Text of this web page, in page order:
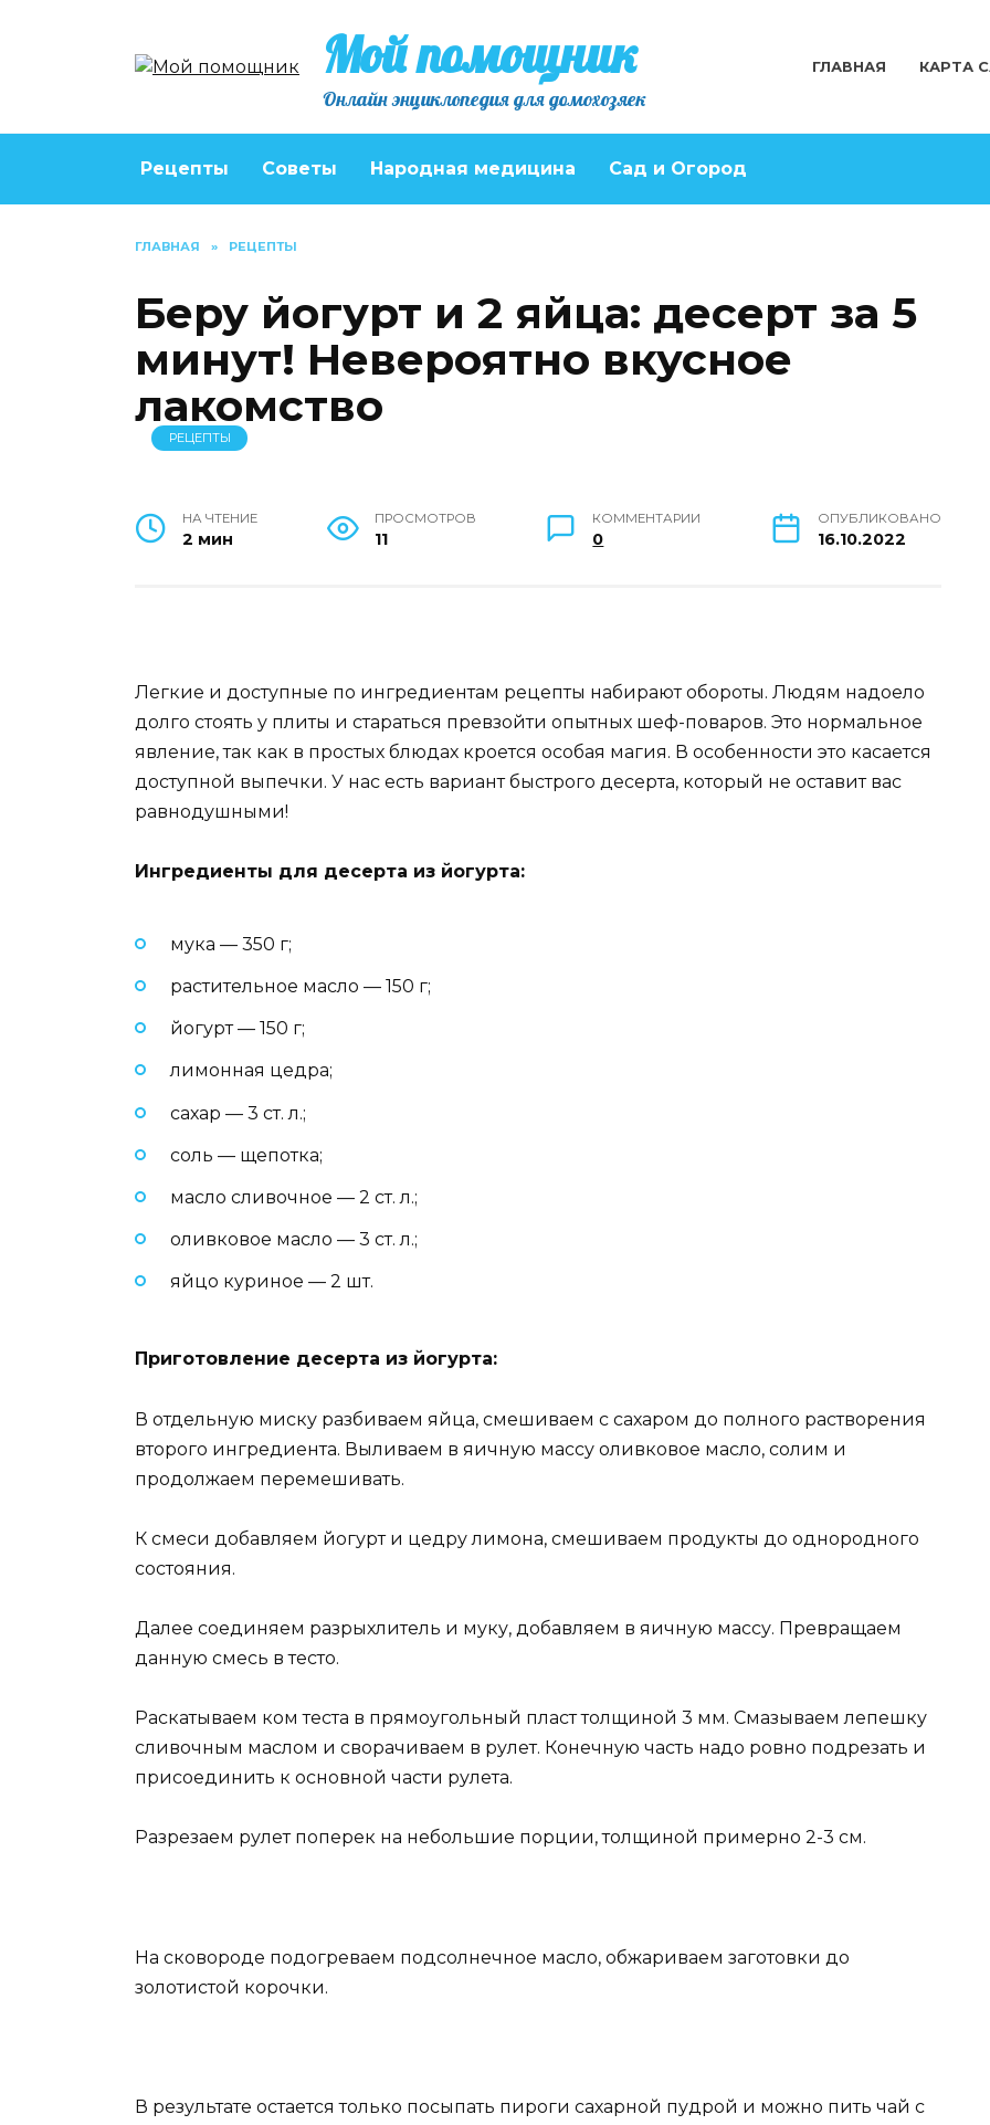
Мой помощник
Онлайн энциклопедия для домохозяек
ГЛАВНАЯ КАРТА
Рецепты Советы Народная медицина Сад и Огород
ГЛАВНАЯ » РЕЦЕПТЫ
Беру йогурт и 2 яйца: десерт за 5
минут! Невероятно вкусное
лакомство
РЕЦЕПТЫ
НА ЧТЕНИЕ
2 мин
ПРОСМОТРОВ
11
КОММЕНТАРИИ
0
ОПУБЛИКОВАНО
16.10.2022
Легкие и доступные по ингредиентам рецепты набирают обороты. Людям надоело
долго стоять у плиты и стараться превзойти опытных шеф-поваров. Это нормальное
явление, так как в простых блюдах кроется особая магия. В особенности это касается
доступной выпечки. У нас есть вариант быстрого десерта, который не оставит вас
равнодушными!
Ингредиенты для десерта из йогурта:
мука — 350 г;
растительное масло — 150 г;
йогурт — 150 г;
лимонная цедра;
сахар — 3 ст. л.;
соль — щепотка;
масло сливочное — 2 ст. л.;
оливковое масло — 3 ст. л.;
яйцо куриное — 2 шт.
Приготовление десерта из йогурта:
В отдельную миску разбиваем яйца, смешиваем с сахаром до полного растворения
второго ингредиента. Выливаем в яичную массу оливковое масло, солим и
продолжаем перемешивать.
К смеси добавляем йогурт и цедру лимона, смешиваем продукты до однородного
состояния.
Далее соединяем разрыхлитель и муку, добавляем в яичную массу. Превращаем
данную смесь в тесто.
Раскатываем ком теста в прямоугольный пласт толщиной 3 мм. Смазываем лепешку
сливочным маслом и сворачиваем в рулет. Конечную часть надо ровно подрезать и
присоединить к основной части рулета.
Разрезаем рулет поперек на небольшие порции, толщиной примерно 2-3 см.
На сковороде подогреваем подсолнечное масло, обжариваем заготовки до
золотистой корочки.
В результате остается только посыпать пироги сахарной пудрой и можно пить чай с